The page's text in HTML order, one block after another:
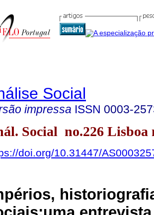
Social
impressa ISSN 0003-
Social no.226 Lisboa
doi.org/10.31447/